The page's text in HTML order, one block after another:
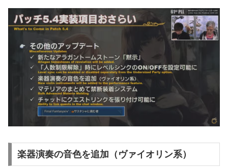
楽器演奏の音色を追加（ヴァイオリン系）